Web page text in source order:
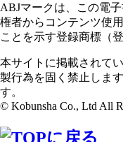
ABJマークは、この電
権者からコンテンツ使
ことを示す登録商標（
本サイトに掲載されて
製行為を固く禁止しま
す。
© Kobunsha Co., Ltd All